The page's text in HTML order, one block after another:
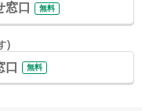
窓口 無料
)
口 無料